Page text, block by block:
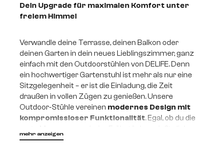
Dein Upgrade für maximalen Komfort unter
freiem Himmel
Verwandle deine Terrasse, deinen Balkon oder
deinen Garten in dein neues Lieblingszimmer, ganz
einfach mit den Outdoorstühlen von DELIFE. Denn
ein hochwertiger Gartenstuhl ist mehr als nur eine
Sitzgelegenheit – er ist die Einladung, die Zeit
draußen in vollen Zügen zu genießen. Unsere
Outdoor-Stühle vereinen modernes Design mit
kompromissloser Funktionalität. Egal, ob du die
nachmittags mit einem Buch zurückziehst oder
mehr anzeigen